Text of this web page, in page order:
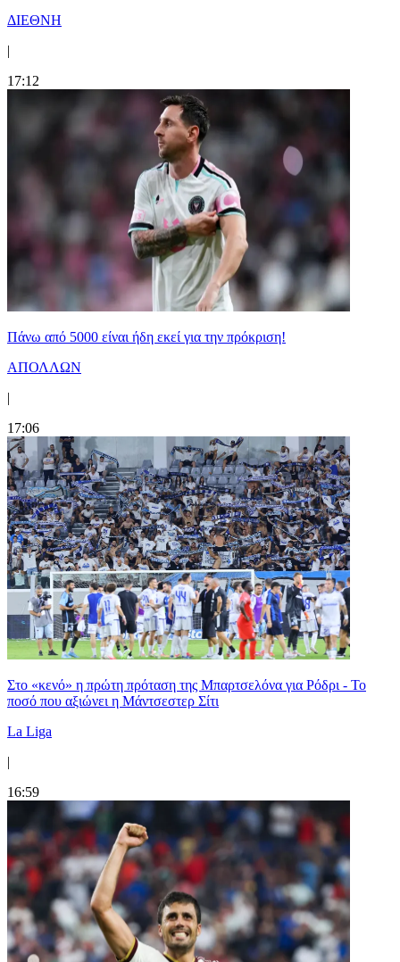
ΔΙΕΘΝΗ
|
17:12
Πάνω από 5000 είναι ήδη εκεί για την πρόκριση!
ΑΠΟΛΛΩΝ
|
17:06
Στο «κενό» η πρώτη πρόταση της Μπαρτσελόνα για Ρόδρι - Το
ποσό που αξιώνει η Μάντσεστερ Σίτι
La Liga
|
16:59